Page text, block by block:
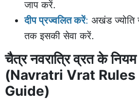
जाप करें.
दीप प्रज्वलित करें: अखंड ज्योति
तक इसकी सेवा करें.
चैत्र नवरात्रि व्रत के
(Navratri Vrat Rules
Guide)